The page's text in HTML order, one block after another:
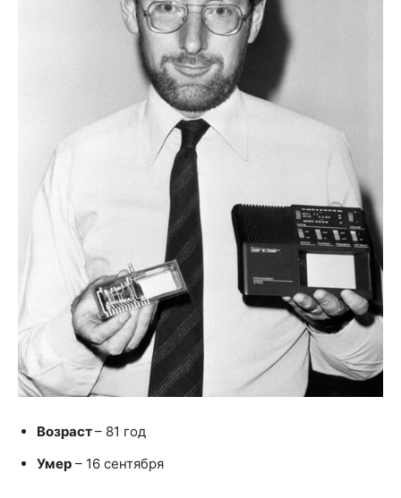
Возраст– 81 год
Умер – 16 сентября